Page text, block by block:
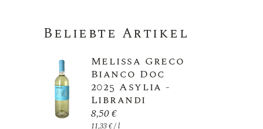
Beliebte Artikel
Melissa Greco
Bianco Doc
2025 Asylia -
Librandi
8,50€
11,33€/l